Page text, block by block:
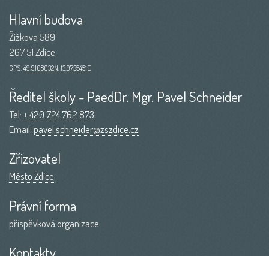
Hlavní budova
Žižkova 589
267 51 Zdice
GPS: 49.9108032N, 13.9735451E
Ředitel školy - PaedDr. Mgr. Pavel Schneider
Tel:+ 420 724 762 873
Email:pavel.schneider@zszdice.cz
Zřizovatel
Město Zdice
Právní forma
příspěvková organizace